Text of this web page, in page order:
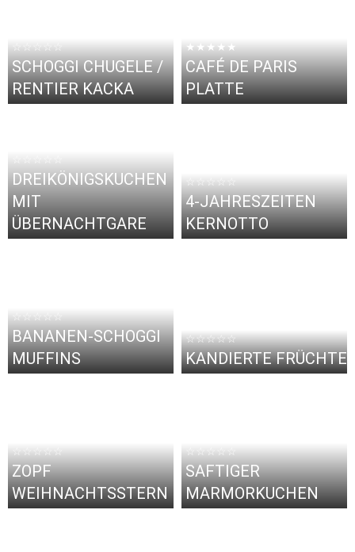
☆☆☆☆☆
SCHOGGI CHUGELE /
RENTIER KACKA
★★★★★
CAFÉ DE PARIS
PLATTE
DREIKÖNIGSKUCHEN
MIT
ÜBERNACHTGARE
☆☆☆☆☆
4-JAHRESZEITEN
KERNOTTO
☆☆☆☆☆
BANANEN-SCHOGGI
MUFFINS
☆☆☆☆☆
KANDIERTE FRÜCHTE
☆☆☆☆☆
ZOPF
WEIHNACHTSSTERN
☆☆☆☆☆
SAFTIGER
MARMORKUCHEN